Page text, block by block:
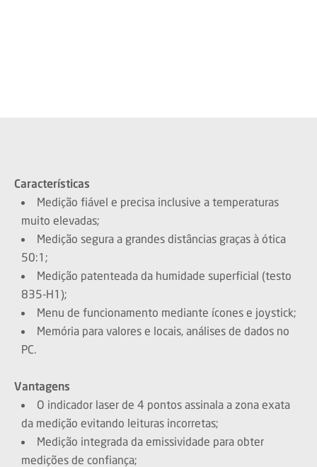
Características
Medição fiável e precisa inclusive a temperaturas
muito elevadas;
Medição segura a grandes distâncias graças à ótica
50:1;
Medição patenteada da humidade superficial (testo
835-H1);
Menu de funcionamento mediante ícones e joystick;
Memória para valores e locais, análises de dados no
PC.
Vantagens
O indicador laser de 4 pontos assinala a zona exata
da medição evitando leituras incorretas;
Medição integrada da emissividade para obter
medições de confiança;